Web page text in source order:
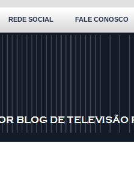
REDE SOCIAL FALE CONOSCO